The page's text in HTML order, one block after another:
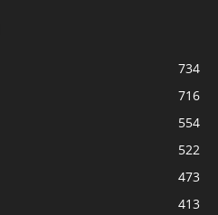
734
716
554
522
473
413